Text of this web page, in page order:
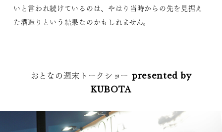
いと言われ続けているのは、やはり当時からの先を見据え
た酒造りという結果なのかもしれません。
おとなの週末トークショー presented by
KUBOTA